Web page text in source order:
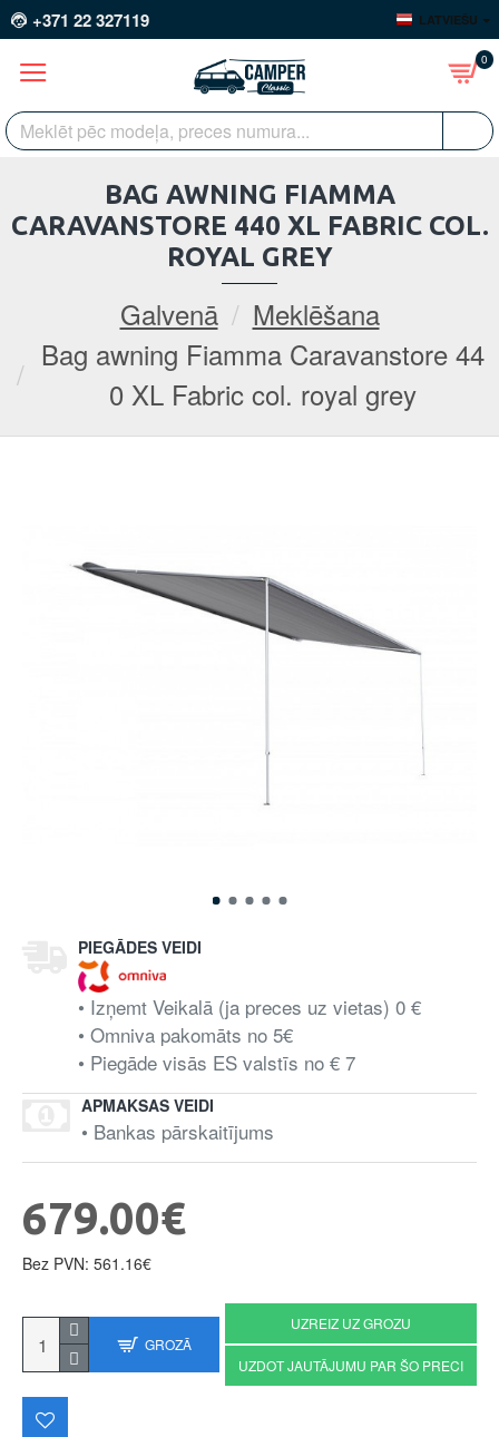
+371 22 327119 LATVIEŠU
0
Galvenā
Meklēšana
Bag awning Fiamma Caravanstore 44
0 XL Fabric col. royal grey
BAG AWNING FIAMMA
CARAVANSTORE 440 XL FABRIC COL.
ROYAL GREY
PIEGĀDES VEIDI
• Izņemt Veikalā (ja preces uz vietas) 0 €
• Omniva pakomāts no 5€
• Piegāde visās ES valstīs no € 7
APMAKSAS VEIDI
• Bankas pārskaitījums
679.00€
Bez PVN: 561.16€
GROZĀ
UZREIZ UZ GROZU
UZDOT JAUTĀJUMU PAR ŠO PRECI